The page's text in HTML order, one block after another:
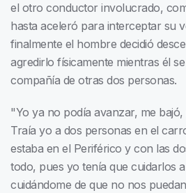
el otro conductor involucrado,
hasta aceleró para interceptar su
finalmente el hombre decidió
agredirlo físicamente mientras él
compañía de otras dos personas.
"Yo ya no podía avanzar, me
Traía yo a dos personas en el
estaba en el Periférico y con las
todo, pues yo tenía que cuidarlos
cuidándome de que no nos